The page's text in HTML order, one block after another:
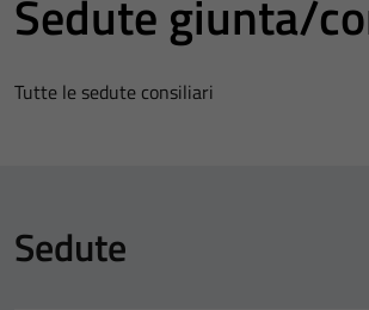
Sedute giunta/
Tutte le sedute consiliari
Sedute